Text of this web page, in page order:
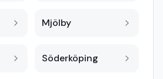
Mjölby
Söderköping